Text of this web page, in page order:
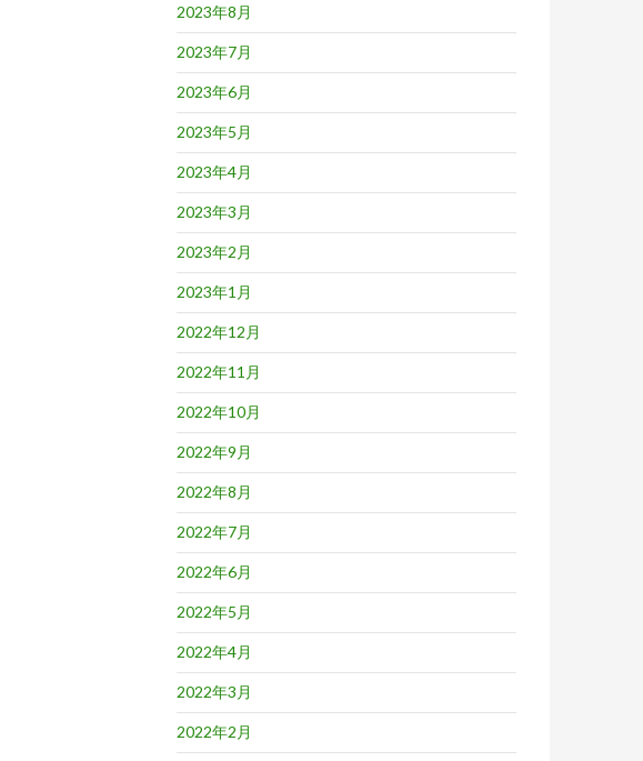
2023年8月
2023年7月
2023年6月
2023年5月
2023年4月
2023年3月
2023年2月
2023年1月
2022年12月
2022年11月
2022年10月
2022年9月
2022年8月
2022年7月
2022年6月
2022年5月
2022年4月
2022年3月
2022年2月